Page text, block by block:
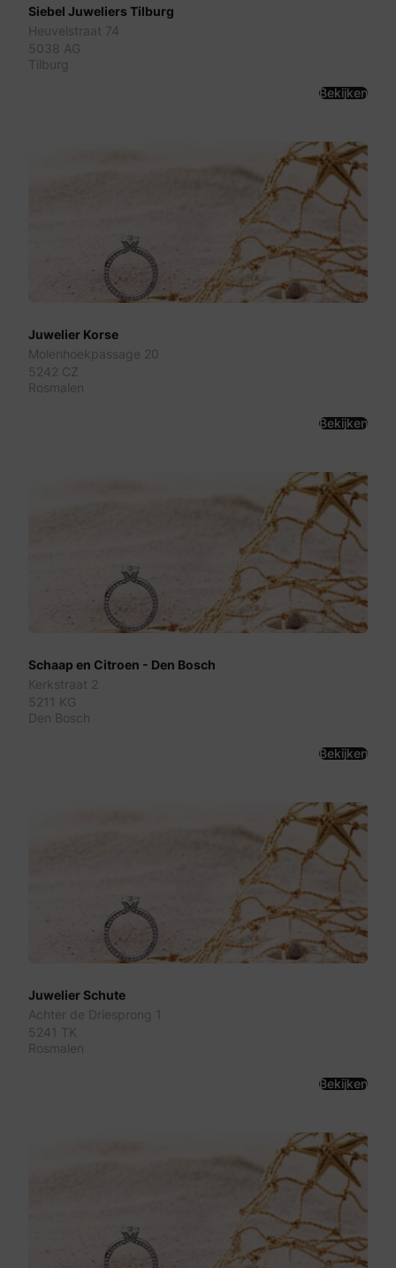
Siebel Juweliers Tilburg
Heuvelstraat 74
5038 AG
Tilburg
Bekijken
Juwelier Korse
Molenhoekpassage 20
5242 CZ
Rosmalen
Bekijken
Schaap en Citroen - Den Bosch
Kerkstraat 2
5211 KG
Den Bosch
Bekijken
Juwelier Schute
Achter de Driesprong 1
5241 TK
Rosmalen
Bekijken